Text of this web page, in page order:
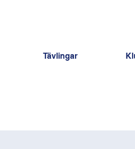
Tävlingar